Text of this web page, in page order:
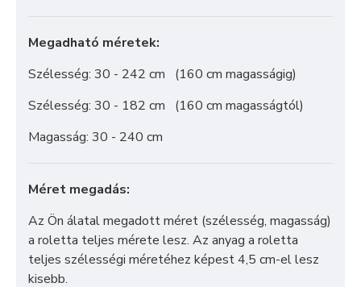
Megadható méretek:
Szélesség: 30 - 242 cm (160 cm magasságig)
Szélesség: 30 - 182 cm (160 cm magasságtól)
Magasság: 30 - 240 cm
Méret megadás:
Az Ön álatal megadott méret (szélesség, magasság)
a roletta teljes mérete lesz. Az anyag a roletta
teljes szélességi méretéhez képest 4,5 cm-el lesz
kisebb.